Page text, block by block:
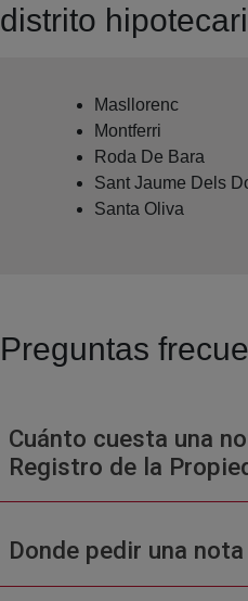
distrito
Masllorenc
Montferri
Roda De Bara
Sant Jaume Dels
Santa Oliva
Preguntas
Cuánto cuesta una
Registro de la
Donde pedir una